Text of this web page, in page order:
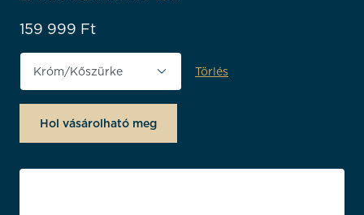
159 999 Ft
Termék színe Törlés
Hol vásárolható meg